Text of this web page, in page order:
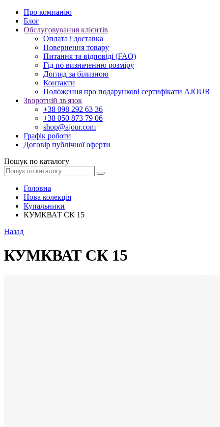
Про компанію
Блог
Обслуговування клієнтів
Оплата і доставка
Повернення товару
Питання та відповіді (FAQ)
Гід по визначенню розміру
Догляд за білизною
Контакти
Положення про подарункові сертифікати AJOUR
Зворотній зв'язок
+38 098 292 63 36
+38 050 873 79 06
shop@ajour.com
Графік роботи
Договір публічної оферти
Пошук по каталогу
Головна
Нова колекція
Купальники
КУМКВАТ СК 15
Назад
КУМКВАТ СК 15